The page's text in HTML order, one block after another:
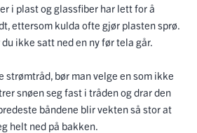
i plast og glassfiber har lett for å
ettersom kulda ofte gjør plasten sprø.
ikke satt ned en ny før tela går.
strømtråd, bør man velge en som ikke
snøen seg fast i tråden og drar den
båndene blir vekten så stor at
helt ned på bakken.